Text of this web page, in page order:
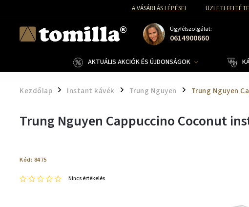
A VÁSÁRLÁS LÉPÉSEI ÜZLETI
Ügyfélszolgálat:
0614900660
AKTUÁLIS AKCIÓK ÉS ÚJDONSÁGOK
Kezdőlap / Instant kávék / Trung Nguyen / Trung Nguyen
Trung Nguyen Cappuccino Coconut
Kód: 8475
Nincs értékelés